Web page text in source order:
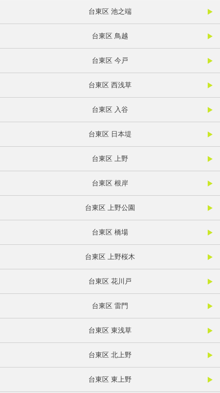
台東区 池之端
台東区 鳥越
台東区 今戸
台東区 西浅草
台東区 入谷
台東区 日本堤
台東区 上野
台東区 根岸
台東区 上野公園
台東区 橋場
台東区 上野桜木
台東区 花川戸
台東区 雷門
台東区 東浅草
台東区 北上野
台東区 東上野